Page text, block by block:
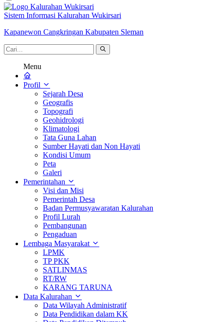
Sistem Informasi Kalurahan Wukirsari
Kapanewon Cangkringan Kabupaten Sleman
Menu
Profil
Sejarah Desa
Geografis
Topografi
Geohidrologi
Klimatologi
Tata Guna Lahan
Sumber Hayati dan Non Hayati
Kondisi Umum
Peta
Galeri
Pemerintahan
Visi dan Misi
Pemerintah Desa
Badan Permusyawaratan Kalurahan
Profil Lurah
Pembangunan
Pengaduan
Lembaga Masyarakat
LPMK
TP PKK
SATLINMAS
RT/RW
KARANG TARUNA
Data Kalurahan
Data Wilayah Administratif
Data Pendidikan dalam KK